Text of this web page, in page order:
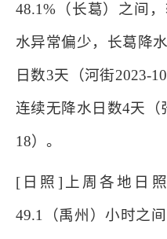
48.1%（长葛）之间
水异常偏少，长葛降
日数3天（河街2023-
连续无降水日数4天（
18）。
[日照]上周各地日
49.1（禹州）小时之